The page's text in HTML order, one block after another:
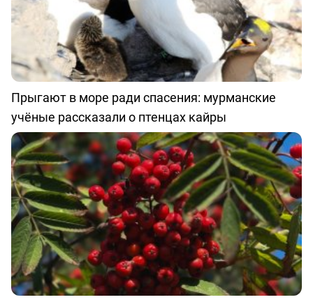
Прыгают в море ради спасения: мурманские
учёные рассказали о птенцах кайры